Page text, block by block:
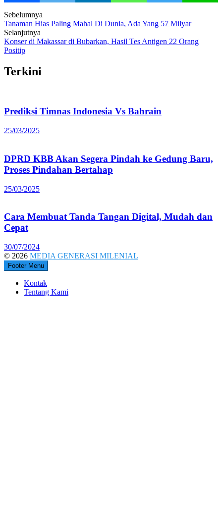
Post
navigation
Sebelumnya
Tanaman Hias Paling Mahal Di Dunia, Ada Yang 57 Milyar
Selanjutnya
Konser di Makassar di Bubarkan, Hasil Tes Antigen 22 Orang
Positip
Terkini
Prediksi Timnas Indonesia Vs Bahrain
25/03/2025
DPRD KBB Akan Segera Pindah ke Gedung Baru,
Proses Pindahan Bertahap
25/03/2025
Cara Membuat Tanda Tangan Digital, Mudah dan
Cepat
30/07/2024
© 2026 MEDIA GENERASI MILENIAL
Footer Menu
Kontak
Tentang Kami